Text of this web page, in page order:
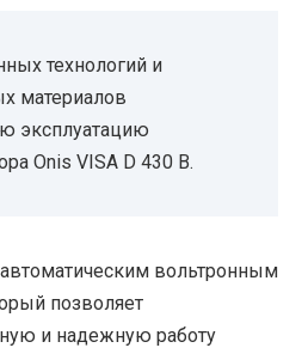
технологий и
материалов
эксплуатацию
Onis VISA D 430 B.
вольтронным
позволяет
и надежную работу